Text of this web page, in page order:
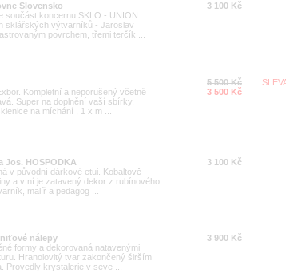
Slovensko
koncernu SKLO - UNION.
sklářských výtvarníků - Jaroslav
povrchem, třemi terčík ...
3 100 Kč
Kompletní a neporušený včetně
Super na doplnění vaší sbírky.
na míchání , 1 x m ...
5 500 Kč
3 500 Kč
Jos. HOSPODKA
v původní dárkové etui. Kobaltově
a v ní je zatavený dekor z rubínového
malíř a pedagog ...
3 100 Kč
nálepy
formy a dekorovaná natavenými
Hranolovitý tvar zakončený širším
Provedly krystalerie v seve ...
3 900 Kč